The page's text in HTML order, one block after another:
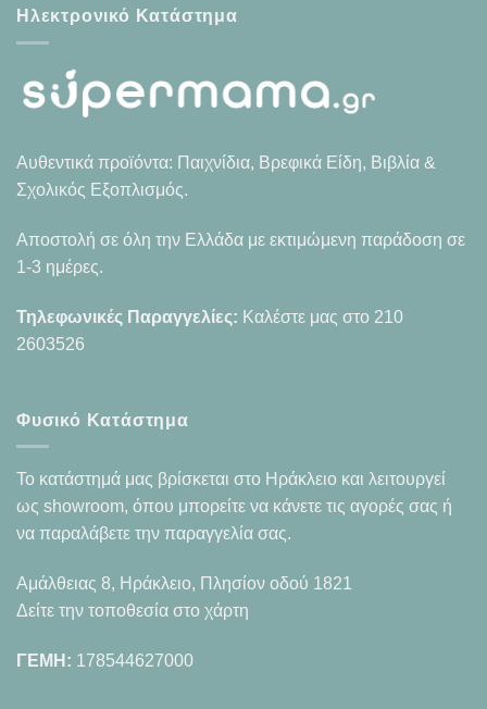
Ηλεκτρονικό Κατάστημα
Αυθεντικά προϊόντα: Παιχνίδια, Βρεφικά Είδη, Βιβλία &
Σχολικός Εξοπλισμός.
Αποστολή σε όλη την Ελλάδα με εκτιμώμενη παράδοση σε
1-3 ημέρες.
Τηλεφωνικές Παραγγελίες: Καλέστε μας στο 210
2603526
Φυσικό Κατάστημα
Το κατάστημά μας βρίσκεται στο Ηράκλειο και λειτουργεί
ως showroom, όπου μπορείτε να κάνετε τις αγορές σας ή
να παραλάβετε την παραγγελία σας.
Αμάλθειας 8, Ηράκλειο, Πλησίον οδού 1821
Δείτε την τοποθεσία στο χάρτη
ΓΕΜΗ: 178544627000